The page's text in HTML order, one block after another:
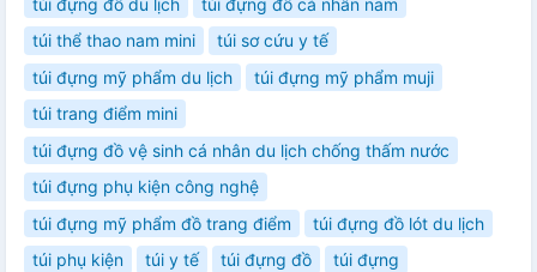
túi thể thao nam mini
túi sơ cứu y tế
túi đựng mỹ phẩm du lịch
túi đựng mỹ phẩm muji
túi trang điểm mini
túi đựng đồ vệ sinh cá nhân du lịch chống thấm nước
túi đựng phụ kiện công nghệ
túi đựng mỹ phẩm đồ trang điểm
túi đựng đồ lót du lịch
túi phụ kiện
túi y tế túi đựng đồ
túi đựng